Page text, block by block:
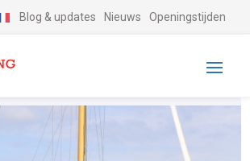
Blog & updates Nieuws Openingstijden